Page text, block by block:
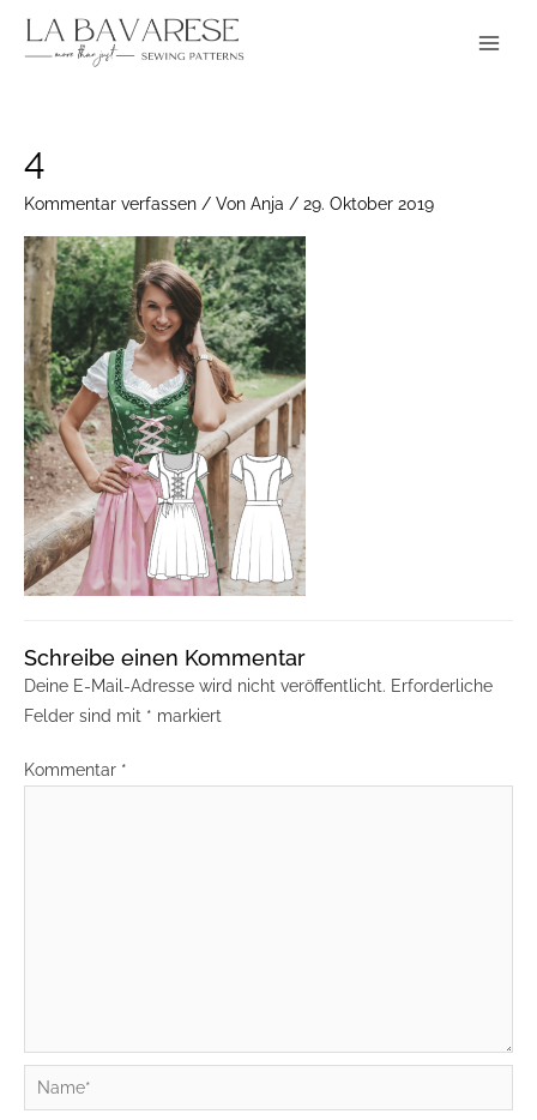
Inhalt
4
Kommentar verfassen / Von Anja / 29. Oktober 2019
Schreibe einen Kommentar
Deine E-Mail-Adresse wird nicht veröffentlicht. Erforderliche
Felder sind mit * markiert
Kommentar *
Name*